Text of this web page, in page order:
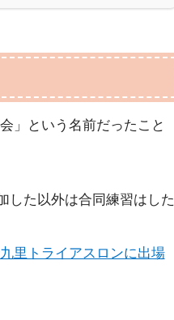
」という名前だったこと
した以外は合同練習はした
里トライアスロンに出場